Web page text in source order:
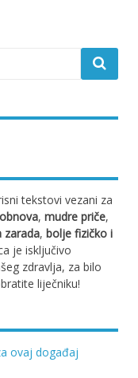
tekstovi vezani za
, mudre priče,
zarada, bolje fizičko i
je isključivo
zdravlja, za bilo
liječniku!
ovaj događaj